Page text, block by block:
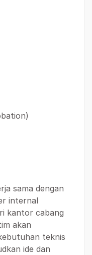
sama dengan
internal
kantor cabang
akan
teknis
ide dan